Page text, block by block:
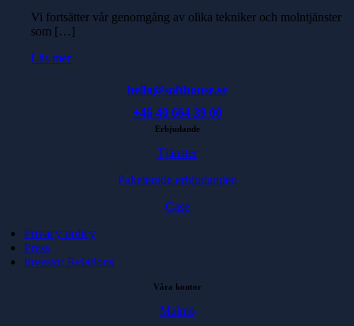
Vi fortsätter vår genomgång av olika tekniker och molntjänster
som […]
Läs mer
hello@softhouse.se
+46 40 664 39 00
Erbjudande
Tjänster
Paketerade erbjudanden
Case
Privacy policy
Press
Investor Relations
Våra kontor
Malmö